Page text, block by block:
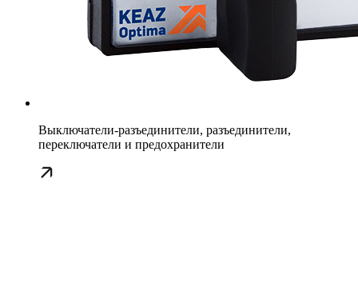
Выключатели-разъединители, разъединители,
переключатели и предохранители